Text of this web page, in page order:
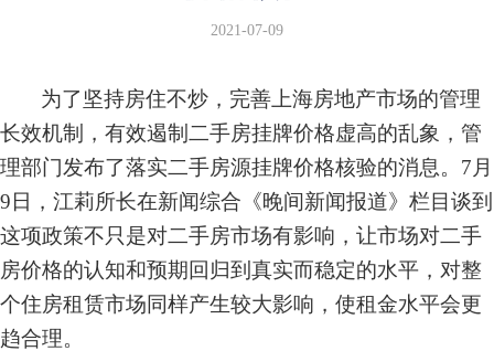
2021-07-09
为了坚持房住不炒，完善上海房地产市场的管理
长效机制，有效遏制二手房挂牌价格虚高的乱象，管
理部门发布了落实二手房源挂牌价格核验的消息。7月
9日，江莉所长在新闻综合《晚间新闻报道》栏目谈到
这项政策不只是对二手房市场有影响，让市场对二手
房价格的认知和预期回归到真实而稳定的水平，对整
个住房租赁市场同样产生较大影响，使租金水平会更
趋合理。